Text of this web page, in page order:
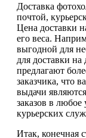
Доставка
почтой,
Цена доставки
его веса.
выгодной для
для доставки
предлагают
заказчика, что
выдачи
заказов в любое
курьерских
Итак, конечная